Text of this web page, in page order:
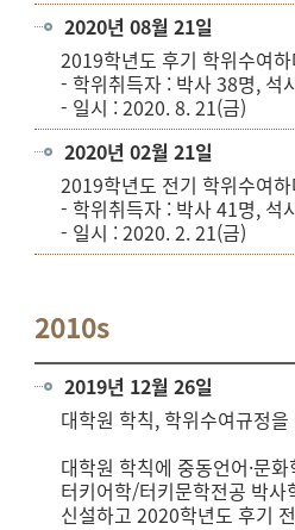
2020년 08월 21일
2019학년도 후기 학위수여
- 학위취득자 : 박사 38명, 석
- 일시 : 2020. 8. 21(금)
2020년 02월 21일
2019학년도 전기 학위수여
- 학위취득자 : 박사 41명, 석
- 일시 : 2020. 2. 21(금)
2010s
2019년 12월 26일
대학원 학칙, 학위수여규정
대학원 학칙에 중동언어·문
터키어학/터키문학전공 박사
신설하고 2020학년도 후기